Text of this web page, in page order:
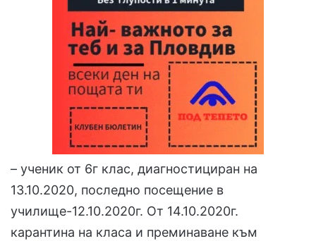
– ученик от 6г клас, диагностициран на
13.10.2020, последно посещение в
училище-12.10.2020г. От 14.10.2020г.
карантина на класа и преминаване към